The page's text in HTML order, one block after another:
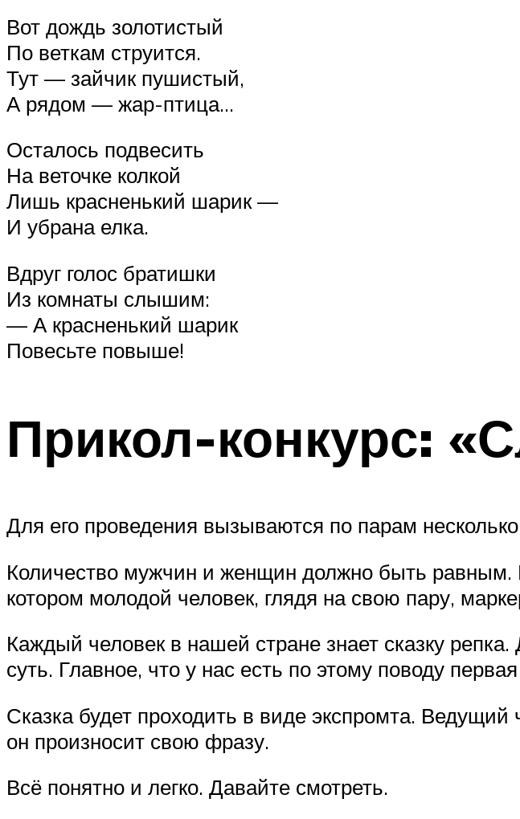
Вот дождь золотистый
По веткам струится.
Тут — зайчик пушистый,
А рядом — жар-птица…
Осталось подвесить
На веточке колкой
Лишь красненький шарик —
И убрана елка.
Вдруг голос братишки
Из комнаты слышим:
— А красненький шарик
Повесьте повыше!
Прикол-конкурс:
Для его проведения вызываются по парам несколько
Количество мужчин и женщин должно быть
котором молодой человек, глядя на свою пару,
Каждый человек в нашей стране знает сказку
суть. Главное, что у нас есть по этому поводу
Сказка будет проходить в виде экспромта. Ведущий
он произносит свою фразу.
Всё понятно и легко. Давайте смотреть.